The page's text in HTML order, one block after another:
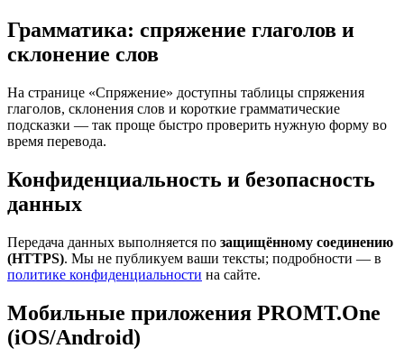
Грамматика: спряжение глаголов и
склонение слов
На странице «Спряжение» доступны таблицы спряжения
глаголов, склонения слов и короткие грамматические
подсказки — так проще быстро проверить нужную форму во
время перевода.
Конфиденциальность и безопасность
данных
Передача данных выполняется по защищённому соединению
(HTTPS). Мы не публикуем ваши тексты; подробности — в
политике конфиденциальности на сайте.
Мобильные приложения PROMT.One
(iOS/Android)